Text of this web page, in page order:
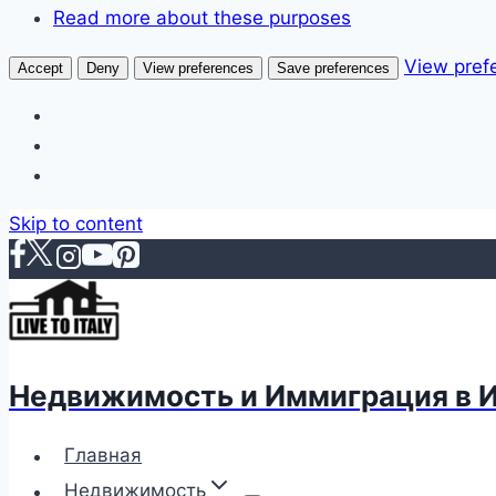
Read more about these purposes
Accept Deny View preferences Save preferences View
Skip to content
Недвижимость и Иммиграция в
Главная
Недвижимость